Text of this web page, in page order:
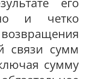
и четко
связи сумм
сумму